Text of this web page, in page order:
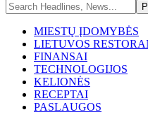
MIESTŲ ĮDOMYBĖS
LIETUVOS
FINANSAI
TECHNOLOGIJOS
KELIONĖS
RECEPTAI
PASLAUGOS